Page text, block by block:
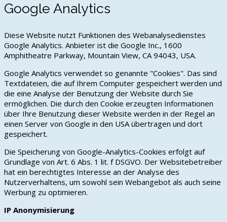
Google Analytics
Diese Website nutzt Funktionen des Webanalysedienstes
Google Analytics. Anbieter ist die Google Inc., 1600
Amphitheatre Parkway, Mountain View, CA 94043, USA.
Google Analytics verwendet so genannte "Cookies". Das sind
Textdateien, die auf Ihrem Computer gespeichert werden und
die eine Analyse der Benutzung der Website durch Sie
ermöglichen. Die durch den Cookie erzeugten Informationen
über Ihre Benutzung dieser Website werden in der Regel an
einen Server von Google in den USA übertragen und dort
gespeichert.
Die Speicherung von Google-Analytics-Cookies erfolgt auf
Grundlage von Art. 6 Abs. 1 lit. f DSGVO. Der Websitebetreiber
hat ein berechtigtes Interesse an der Analyse des
Nutzerverhaltens, um sowohl sein Webangebot als auch seine
Werbung zu optimieren.
IP Anonymisierung